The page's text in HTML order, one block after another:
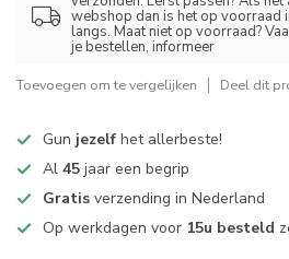
webshop dan is het op voorraad
langs. Maat niet op voorraad?
je bestellen, informeer
Toevoegen om te vergelijken Deel dit
Gun jezelf het allerbeste!
Al 45 jaar een begrip
Gratis verzending in Nederland
Op werkdagen voor 15u besteld